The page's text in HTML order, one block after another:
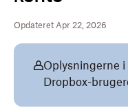
Opdateret Apr 22, 2026
Oplysningerne
Dropbox-